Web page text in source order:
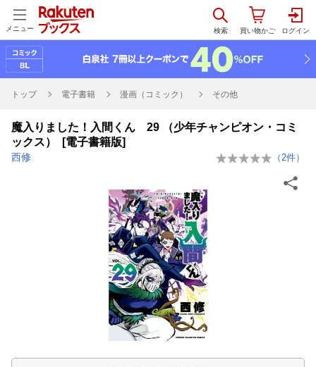
メニュー
トップ 電子書籍 漫画（コミック） その他
魔入りました！入間くん 29 （少年チャンピオン・コミ
ックス） [電子書籍版]
西修 （ 2件）